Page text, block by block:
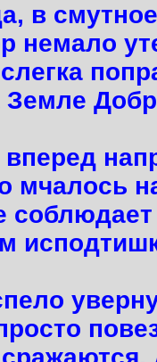
в
немало
Земле
мчалось